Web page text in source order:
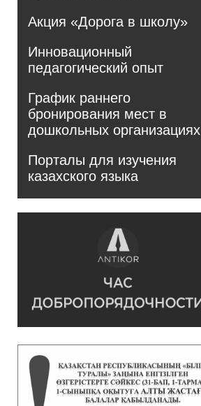
Акция «Дорога в школу»
Инновационный
педагогический опыт
График раннего
бронирования мест в
дошкольных организациях
Порталы для изучения
казахского языка